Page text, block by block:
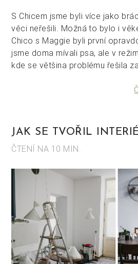
S Chicem jsme byli více jako
věci neřešili. Možná to bylo i
Chico s Maggie byli první
jsme doma mívali psa, ale v
kde se většina problému řešila
JAK SE TVOŘIL
ČTENÍ NA 10 MIN.